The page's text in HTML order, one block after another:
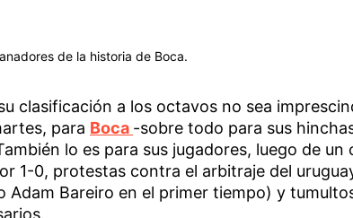
de la historia de Boca.
clasificación a los octavos no sea
para Boca -sobre todo para sus
lo es para sus jugadores, luego de un
1-0, protestas contra el arbitraje del
Adam Bareiro en el primer tiempo) y